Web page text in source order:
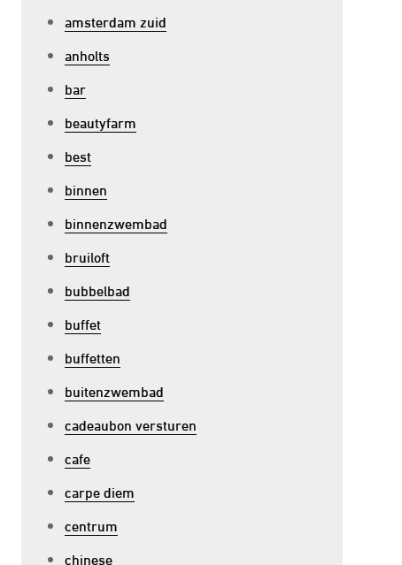
amsterdam zuid
anholts
bar
beautyfarm
best
binnen
binnenzwembad
bruiloft
bubbelbad
buffet
buffetten
buitenzwembad
cadeaubon versturen
cafe
carpe diem
centrum
chinese